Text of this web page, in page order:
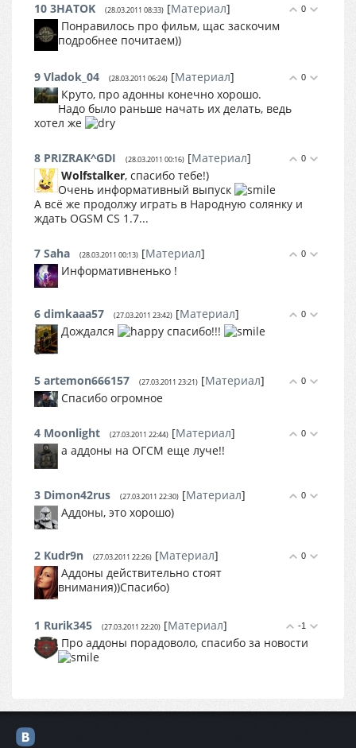
0
10 3HATOK (28.03.2011 08:33) [Материал]
Понравилось про фильм, щас заскочим
подробнее почитаем))
0
9 Vladok_04 (28.03.2011 06:24) [Материал]
Круто, про адонны конечно хорошо.
Надо было раньше начать их делать, ведь
хотел же
0
8 PRIZRAK^GDI (28.03.2011 00:16) [Материал]
Wolfstalker, спасибо тебе!)
Очень информативный выпуск
А всё же продолжу играть в Народную солянку и
ждать OGSM CS 1.7...
0
7 Saha (28.03.2011 00:13) [Материал]
Информативненько !
0
6 dimkaaa57 (27.03.2011 23:42) [Материал]
Дождался
спасибо!!!
0
5 artemon666157 (27.03.2011 23:21) [Материал]
Спасибо огромное
0
4 Moonlight (27.03.2011 22:44) [Материал]
а аддоны на ОГСМ еще луче!!
0
3 Dimon42rus (27.03.2011 22:30) [Материал]
Аддоны, это хорошо)
0
2 Kudr9n (27.03.2011 22:26) [Материал]
Аддоны действительно стоят
внимания))Спасибо)
-1
1 Rurik345 (27.03.2011 22:20) [Материал]
Про аддоны порадоволо, спасибо за новости